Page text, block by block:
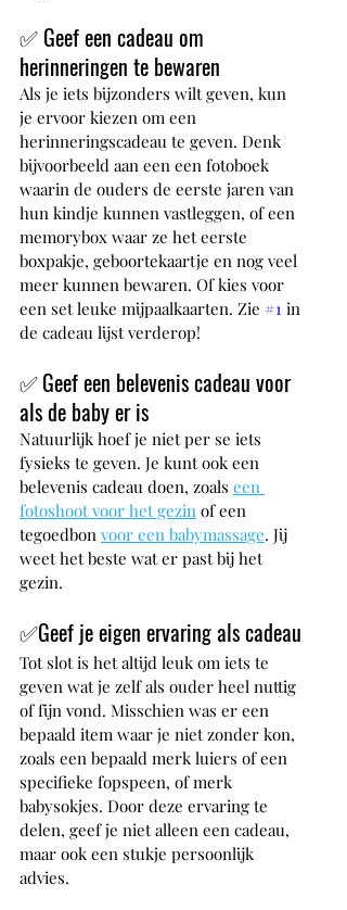
✅ Geef een cadeau om
herinneringen te bewaren
Als je iets bijzonders wilt geven, kun
je ervoor kiezen om een
herinneringscadeau te geven. Denk
bijvoorbeeld aan een een fotoboek
waarin de ouders de eerste jaren van
hun kindje kunnen vastleggen, of een
memorybox waar ze het eerste
boxpakje, geboortekaartje en nog veel
meer kunnen bewaren. Of kies voor
een set leuke mijpaalkaarten. Zie #1 in
de cadeau lijst verderop!
✅ Geef een belevenis cadeau voor
als de baby er is
Natuurlijk hoef je niet per se iets
fysieks te geven. Je kunt ook een
belevenis cadeau doen, zoals een
fotoshoot voor het gezin of een
tegoedbon voor een babymassage. Jij
weet het beste wat er past bij het
gezin.
✅Geef je eigen ervaring als cadeau
Tot slot is het altijd leuk om iets te
geven wat je zelf als ouder heel nuttig
of fijn vond. Misschien was er een
bepaald item waar je niet zonder kon,
zoals een bepaald merk luiers of een
specifieke fopspeen, of merk
babysokjes. Door deze ervaring te
delen, geef je niet alleen een cadeau,
maar ook een stukje persoonlijk
advies.